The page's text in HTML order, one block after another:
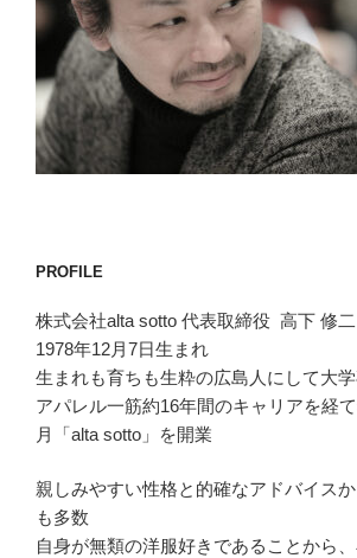
PROFILE
株式会社alta sotto 代表取締役 高下 修二
1978年12月7日生まれ
生まれも育ちも生粋の広島人にして大
アパレル一筋約16年間のキャリアを経
月「alta sotto」を開業
親しみやすい性格と的確なアドバイス
も多数
自身が無類の洋服好きであることから